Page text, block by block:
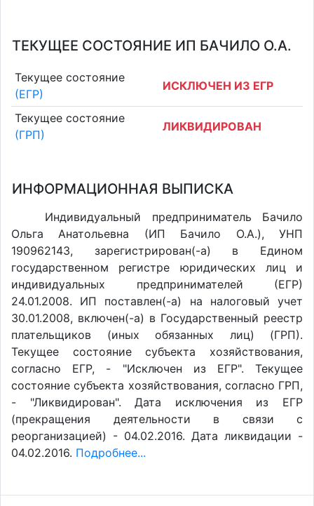
ТЕКУЩЕЕ СОСТОЯНИЕ ИП БАЧИЛО О.А.
Текущее состояние
(ЕГР)
ИСКЛЮЧЕН ИЗ ЕГР
Текущее состояние
(ГРП)
ЛИКВИДИРОВАН
ИНФОРМАЦИОННАЯ ВЫПИСКА
Индивидуальный предприниматель Бачило
Ольга Анатольевна (ИП Бачило О.А.), УНП
190962143, зарегистрирован(-а) в Едином
государственном регистре юридических лиц и
индивидуальных предпринимателей (ЕГР)
24.01.2008. ИП поставлен(-a) на налоговый учет
30.01.2008, включен(-a) в Государственный реестр
плательщиков (иных обязанных лиц) (ГРП).
Текущее состояние субъекта хозяйствования,
согласно ЕГР, - "Исключен из ЕГР". Текущее
состояние субъекта хозяйствования, согласно ГРП,
- "Ликвидирован". Дата исключения из ЕГР
(прекращения деятельности в связи с
реорганизацией) - 04.02.2016. Дата ликвидации -
04.02.2016. Подробнее...